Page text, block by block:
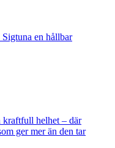
kraftfull helhet – där
ger mer än den tar